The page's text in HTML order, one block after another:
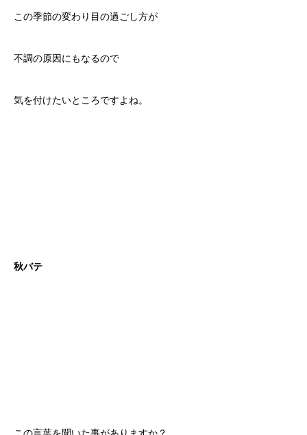
この季節の変わり目の過ごし方が
不調の原因にもなるので
気を付けたいところですよね。
秋バテ